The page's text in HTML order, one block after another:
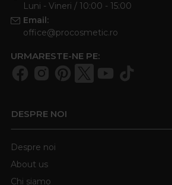
Luni - Vineri / 10:00 - 15:00
Email:
office@procosmetic.ro
URMARESTE-NE PE:
DESPRE NOI
Despre noi
About us
Chi siamo